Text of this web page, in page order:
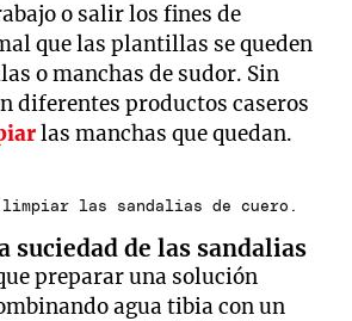
o salir los fines de
que las plantillas se queden
o manchas de sudor. Sin
diferentes productos caseros
las manchas que quedan.
limpiar las sandalias de cuero.
suciedad de las sandalias
preparar una solución
agua tibia con un